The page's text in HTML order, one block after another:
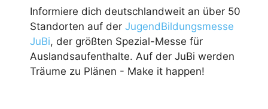
Informiere dich deutschlandweit an über 50
Standorten auf der JugendBildungsmesse
JuBi, der größten Spezial-Messe für
Auslandsaufenthalte. Auf der JuBi werden
Träume zu Plänen - Make it happen!